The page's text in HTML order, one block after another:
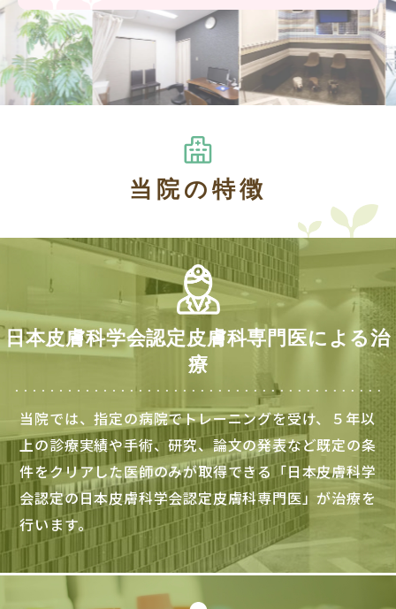
当院の特徴
日本皮膚科学会認定皮膚科専門医による治
療
当院では、指定の病院でトレーニングを受け、５年以
上の診療実績や手術、研究、論文の発表など既定の条
件をクリアした医師のみが取得できる「日本皮膚科学
会認定の日本皮膚科学会認定皮膚科専門医」が治療を
行います。